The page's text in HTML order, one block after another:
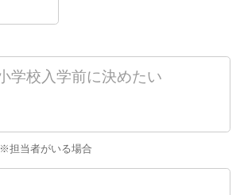
※担当者がいる場合